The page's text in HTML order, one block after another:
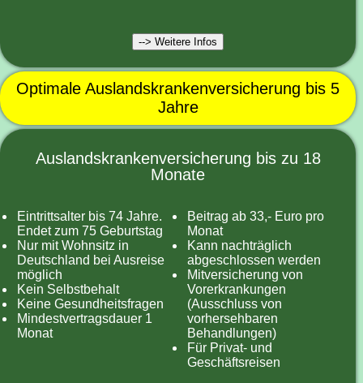
--> Weitere Infos
Optimale Auslandskrankenversicherung bis 5
Jahre
Auslandskrankenversicherung bis zu 18
Monate
Eintrittsalter bis 74 Jahre.
Endet zum 75 Geburtstag
Nur mit Wohnsitz in
Deutschland bei Ausreise
möglich
Kein Selbstbehalt
Keine Gesundheitsfragen
Mindestvertragsdauer 1
Monat
Beitrag ab 33,- Euro pro
Monat
Kann nachträglich
abgeschlossen werden
Mitversicherung von
Vorerkrankungen
(Ausschluss von
vorhersehbaren
Behandlungen)
Für Privat- und
Geschäftsreisen